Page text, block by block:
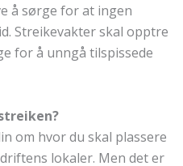
å sørge for at ingen
Streikevakter skal opptre
for å unngå tilspissede
om hvor du skal plassere
lokaler. Men det er